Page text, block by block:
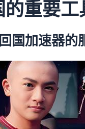
重要工
国加速器的